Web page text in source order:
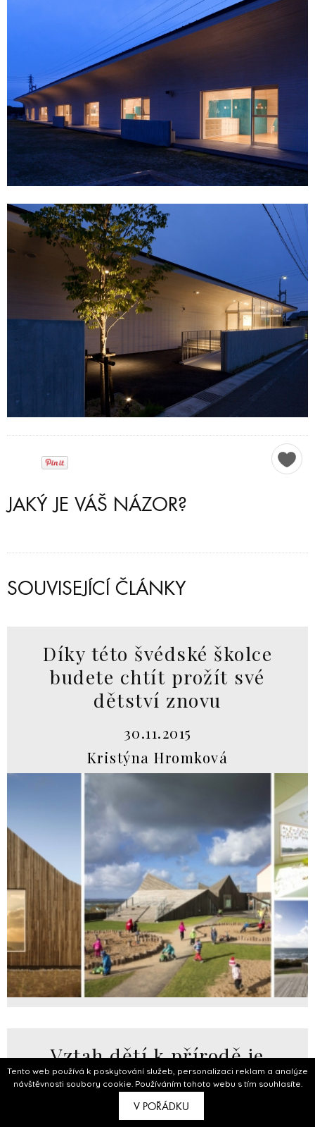
Tento web používá k poskytování služeb, personalizaci reklam a analýze
návštěvnosti soubory cookie. Používáním tohoto webu s tím souhlasíte.
V POŘÁDKU
JAKÝ JE VÁŠ NÁZOR?
SOUVISEJÍCÍ ČLÁNKY
Díky této švédské školce
budete chtít prožít své
dětství znovu
30.11.2015
Kristýna Hromková
Vztah dětí k přírodě je
přínosný, ukazuje školka od
italských architektů